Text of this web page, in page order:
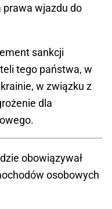
prawa wjazdu do
sankcji
tego państwa, w
w związku z
dla
obowiązywał
osobowych